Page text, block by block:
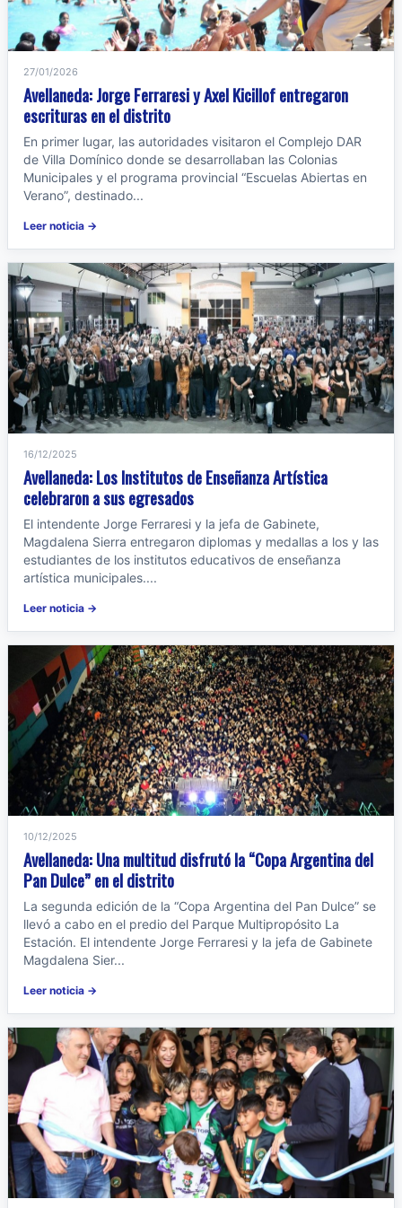
27/01/2026
Avellaneda: Jorge Ferraresi y Axel Kicillof entregaron
escrituras en el distrito
En primer lugar, las autoridades visitaron el Complejo DAR
de Villa Domínico donde se desarrollaban las Colonias
Municipales y el programa provincial “Escuelas Abiertas en
Verano”, destinado...
Leer noticia →
16/12/2025
Avellaneda: Los Institutos de Enseñanza Artística
celebraron a sus egresados
El intendente Jorge Ferraresi y la jefa de Gabinete,
Magdalena Sierra entregaron diplomas y medallas a los y las
estudiantes de los institutos educativos de enseñanza
artística municipales....
Leer noticia →
10/12/2025
Avellaneda: Una multitud disfrutó la “Copa Argentina del
Pan Dulce” en el distrito
La segunda edición de la “Copa Argentina del Pan Dulce” se
llevó a cabo en el predio del Parque Multipropósito La
Estación. El intendente Jorge Ferraresi y la jefa de Gabinete
Magdalena Sier...
Leer noticia →